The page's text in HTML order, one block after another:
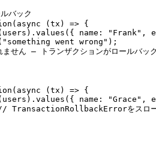
バック
( async (tx ) => {
. values ({ name: " Frank " ,
" something went wrong " );
せん — トランザクションがロールバッ
( async (tx ) => {
. values ({ name: "Grace " ,
TransactionRollbackErrorをスロ